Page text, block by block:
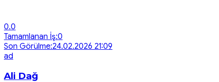
0.0
Tamamlanan İş:0
Son Görülme:24.02.2026 21:09
ad
Ali Dağ